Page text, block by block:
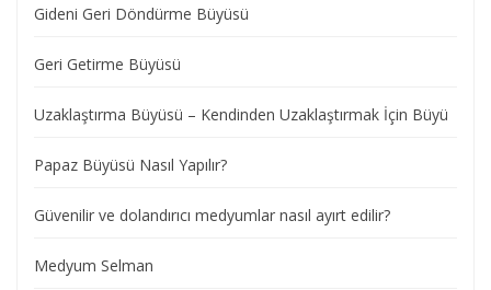
Gideni Geri Döndürme Büyüsü
Geri Getirme Büyüsü
Uzaklaştırma Büyüsü – Kendinden Uzaklaştırmak İçin Büyü
Papaz Büyüsü Nasıl Yapılır?
Güvenilir ve dolandırıcı medyumlar nasıl ayırt edilir?
Medyum Selman